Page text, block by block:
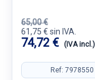
65,00 €
61,75 € sin IVA.
74,72 € (IVA incl.)
Ref: 7978550